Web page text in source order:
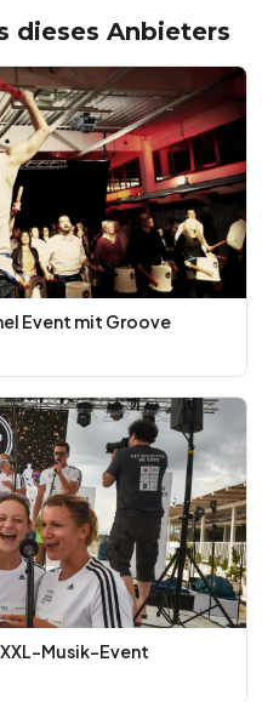
dieses Anbieters
Event mit Groove
Musik-Event